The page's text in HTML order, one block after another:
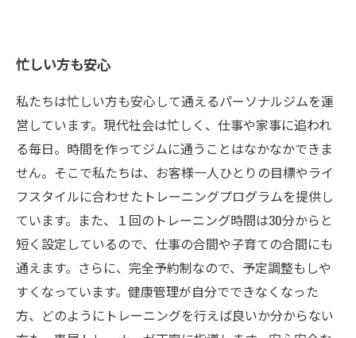
忙しい方も安心
私たちは忙しい方も安心して通えるパーソナルジムを運
営しています。現代社会は忙しく、仕事や家事に追われ
る毎日。時間を作ってジムに通うことはなかなかできま
せん。そこで私たちは、お客様一人ひとりの目標やライ
フスタイルに合わせたトレーニングプログラムを提供し
ています。また、１回のトレーニング時間は30分からと
短く設定しているので、仕事の合間や子育ての合間にも
通えます。さらに、完全予約制なので、予定調整もしや
すくなっています。健康管理が自分でできなくなった
方、どのようにトレーニングを行えば良いか分からない